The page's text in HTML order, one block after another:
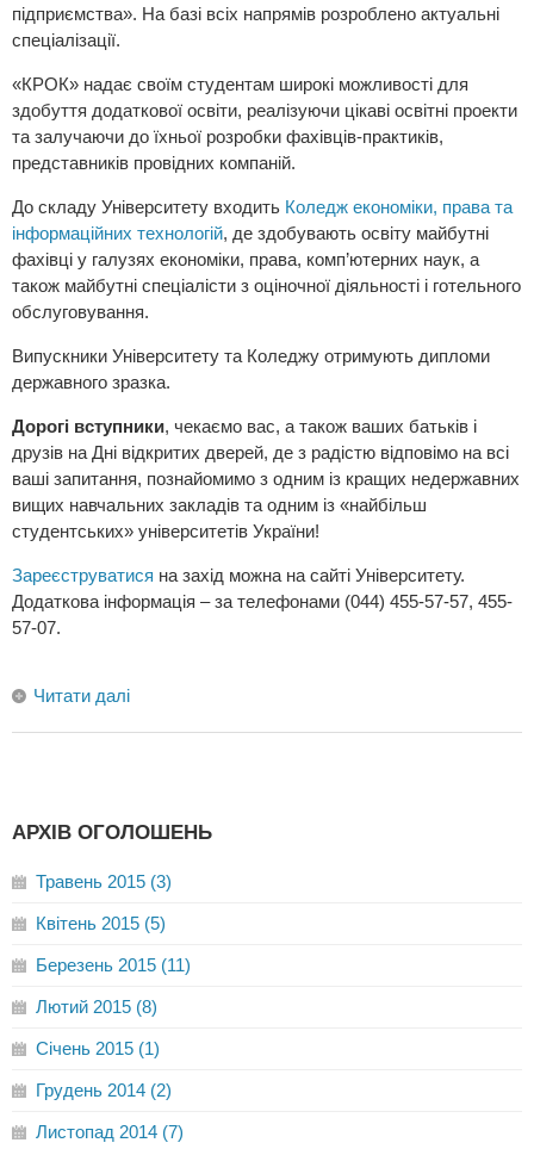
підприємства». На базі всіх напрямів розроблено актуальні
спеціалізації.
«КРОК» надає своїм студентам широкі можливості для
здобуття додаткової освіти, реалізуючи цікаві освітні проекти
та залучаючи до їхньої розробки фахівців-практиків,
представників провідних компаній.
До складу Університету входить Коледж економіки, права та
інформаційних технологій, де здобувають освіту майбутні
фахівці у галузях економіки, права, комп’ютерних наук, а
також майбутні спеціалісти з оціночної діяльності і готельного
обслуговування.
Випускники Університету та Коледжу отримують дипломи
державного зразка.
Дорогі вступники, чекаємо вас, а також ваших батьків і
друзів на Дні відкритих дверей, де з радістю відповімо на всі
ваші запитання, познайомимо з одним із кращих недержавних
вищих навчальних закладів та одним із «найбільш
студентських» університетів України!
Зареєструватися на захід можна на сайті Університету.
Додаткова інформація – за телефонами (044) 455-57-57, 455-
57-07.
Читати далі
АРХІВ ОГОЛОШЕНЬ
Травень 2015 (3)
Квітень 2015 (5)
Березень 2015 (11)
Лютий 2015 (8)
Січень 2015 (1)
Грудень 2014 (2)
Листопад 2014 (7)